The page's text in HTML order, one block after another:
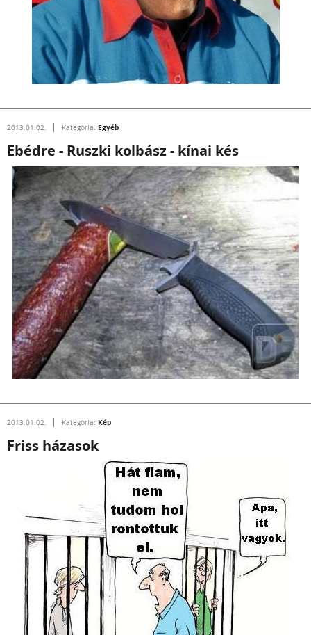
2013.01.02. Kategória: Egyéb
Ebédre - Ruszki kolbász - kínai kés
2013.01.02. Kategória: Kép
Friss házasok